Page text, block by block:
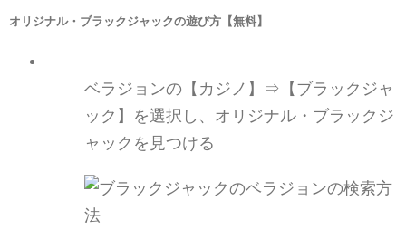
オリジナル・ブラックジャックの遊び方 【無料】
ベラジョンの【カジノ 】⇒【 ブラックジャ
ック】を選択し、オリジナル・ブラックジ
ャックを見つける